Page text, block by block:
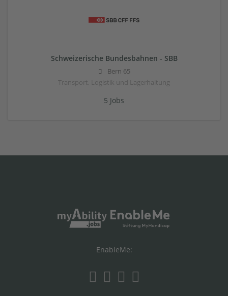
Schweizerische Bundesbahnen - SBB
Bern 65
Transport, Logistik und Lagerhaltung
5 Jobs
EnableMe: